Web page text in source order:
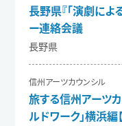
長野県『「演劇によ
ー連絡会議
長野県
信州アーツカウンシル
旅する信州アーツ
ルドワーク」横浜編